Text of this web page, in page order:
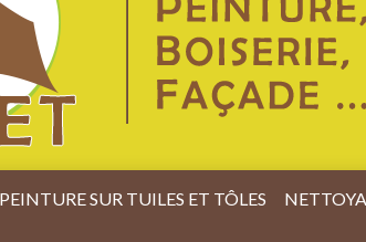
PEINTURE SUR TUILES ET TÔLES